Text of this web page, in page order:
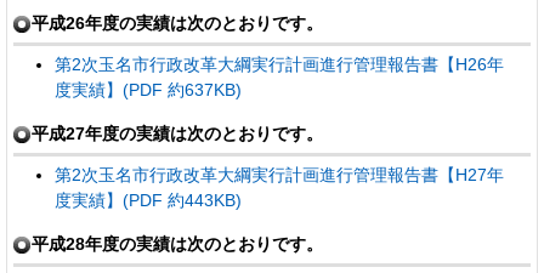
平成26年度の実績は次のとおりです。
第2次玉名市行政改革大綱実行計画進行管理報告書【H26年
度実績】(PDF 約637KB)
平成27年度の実績は次のとおりです。
第2次玉名市行政改革大綱実行計画進行管理報告書【H27年
度実績】(PDF 約443KB)
平成28年度の実績は次のとおりです。